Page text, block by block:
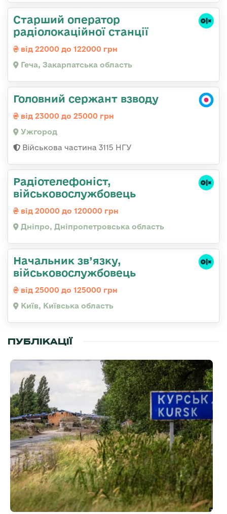
Старший оператор
радіолокаційної станції
від 22000 до 122000 грн
Геча, Закарпатська область
Головний сержант взводу
від 23000 до 25000 грн
Ужгород
Військова частина 3115 НГУ
Радіотелефоніст,
військовослужбовець
від 20000 до 120000 грн
Дніпро, Дніпропетровська область
Начальник зв’язку,
військовослужбовець
від 25000 до 125000 грн
Київ, Київська область
ПУБЛІКАЦІЇ